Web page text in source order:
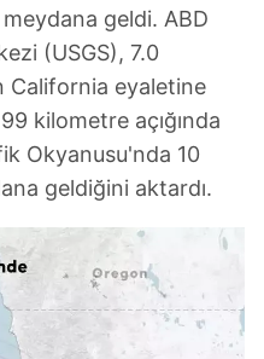
geldi. ABD
(USGS), 7.0
California eyaletine
kilometre açığında
Okyanusu'nda 10
geldiğini aktardı.